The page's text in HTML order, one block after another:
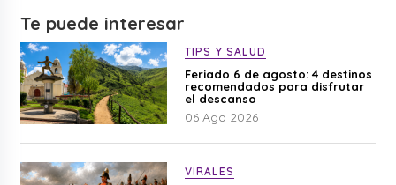
Te puede interesar
TIPS Y SALUD
Feriado 6 de agosto: 4 destinos
recomendados para disfrutar
el descanso
06 Ago 2026
VIRALES